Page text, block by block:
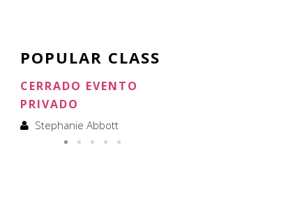
POPULAR CLASS
CERRADO EVENTO
PRIVADO
Stephanie Abbott